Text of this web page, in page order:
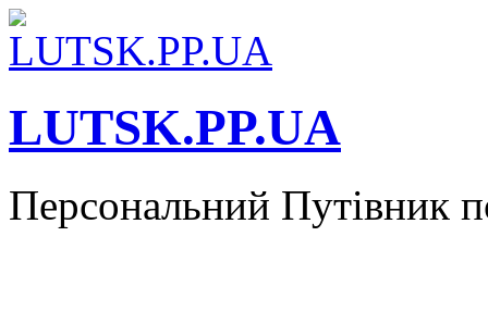
LUTSK.PP.UA
Персональний Путівник